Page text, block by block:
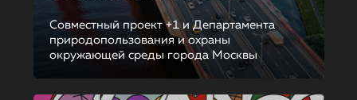
Совместный проект +1 и Департамента
природопользования и охраны
окружающей среды города Москвы